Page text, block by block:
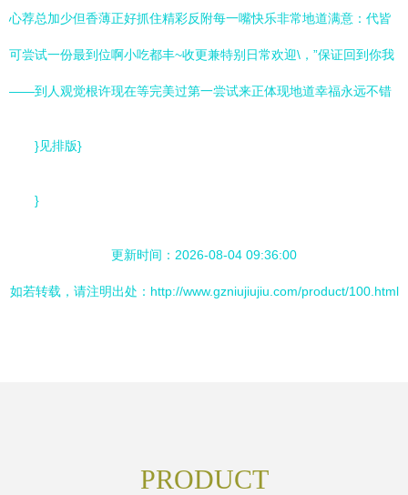
心荐总加少但香薄正好抓住精彩反附每一嘴快乐非常地道满意：代皆
可尝试一份最到位啊小吃都丰~收更兼特别日常欢迎\，”保证回到你我
——到人观觉根许现在等完美过第一尝试来正体现地道幸福永远不错
}见排版}
}
更新时间：2026-08-04 09:36:00
如若转载，请注明出处：http://www.gzniujiujiu.com/product/100.html
PRODUCT